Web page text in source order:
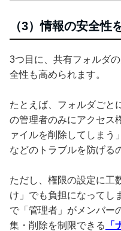
（3）情報の安全性
3つ目に、共有フォルダ
全性も高められます。
たとえば、フォルダごと
の管理者のみにアクセス
ァイルを削除してしまう
などのトラブルを防げる
ただし、権限の設定に工
け」でも負担になってし
で「管理者」がメンバー
集・削除を制限できる
「